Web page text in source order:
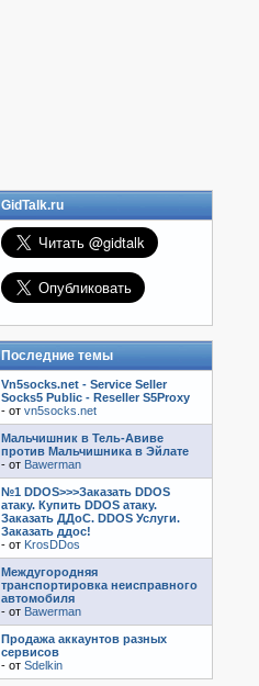
GidTalk.ru
Последние темы
Vn5socks.net - Service Seller
Socks5 Public - Reseller S5Proxy
- от vn5socks.net
Мальчишник в Тель-Авиве
против Мальчишника в Эйлате
- от Bawerman
№1 DDOS>>>Заказать DDOS
атаку. Купить DDOS атаку.
Заказать ДДоС. DDOS Услуги.
Заказать ддос!
- от KrosDDos
Междугородняя
транспортировка неисправного
автомобиля
- от Bawerman
Продажа аккаунтов разных
сервисов
- от Sdelkin